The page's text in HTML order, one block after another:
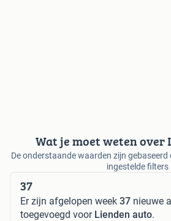
Wat je moet weten over
De onderstaande waarden zijn
ingestelde filters
37
Er zijn afgelopen week 37 nieuwe
toegevoegd voor Lienden auto.